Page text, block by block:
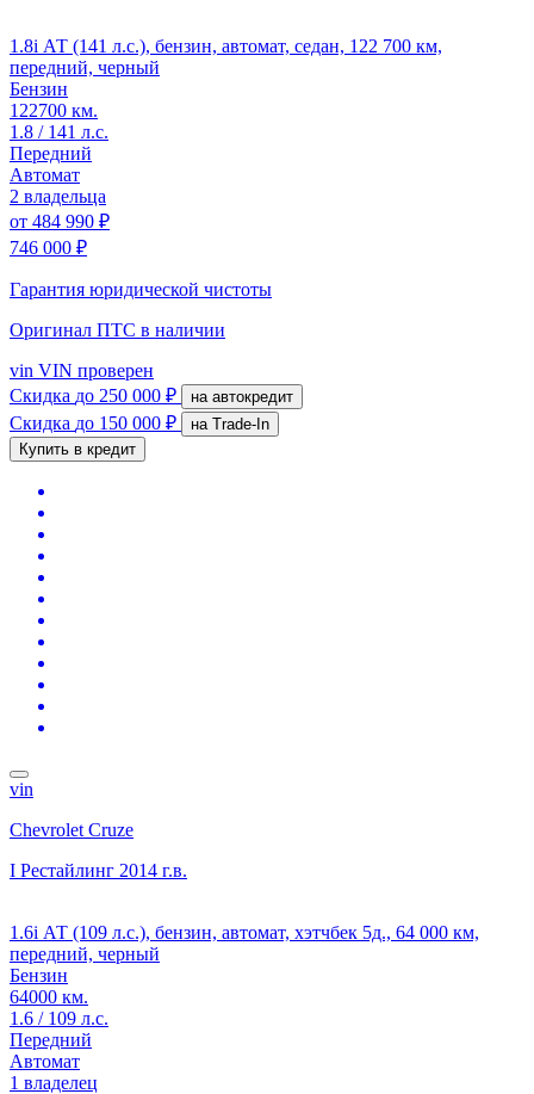
1.8i АТ (141 л.с.), бензин, автомат, седан, 122 700 км,
передний, черный
Бензин
122700 км.
1.8 / 141 л.с.
Передний
Автомат
2 владельца
от 484 990 ₽
746 000 ₽
Гарантия юридической чистоты
Оригинал ПТС в наличии
vin VIN проверен
Скидка до 250 000 ₽ на автокредит
Скидка до 150 000 ₽
на Trade-In
Купить в кредит
vin
Chevrolet Cruze
I Рестайлинг 2014 г.в.
1.6i АТ (109 л.с.), бензин, автомат, хэтчбек 5д., 64 000 км,
передний, черный
Бензин
64000 км.
1.6 / 109 л.с.
Передний
Автомат
1 владелец